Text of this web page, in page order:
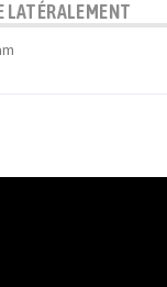
LATÉRALEMENT